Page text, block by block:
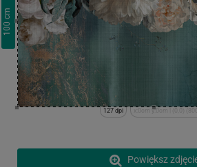
100
cm
x:0cm y:0cm | (0,0)
127 dpi
Powiększ